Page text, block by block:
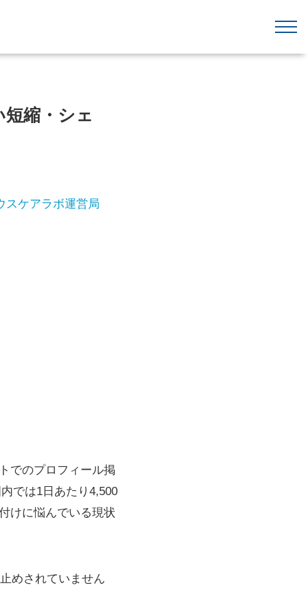
縮・シェ
スケアラボ運営局
でのプロフィール掲
では1日あたり4,500
けに悩んでいる現状
めされていません